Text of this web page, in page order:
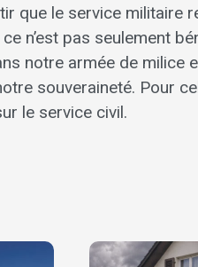
que le service militaire
n’est pas seulement
notre armée de milice
souveraineté. Pour
le service civil.